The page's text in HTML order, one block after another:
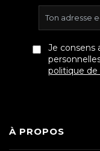
Je consens
politique
À PROPOS